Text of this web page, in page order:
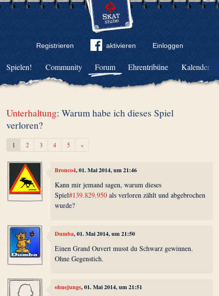
Registrieren aktivieren Einloggen
Community Forum Ehrentribüne Kalender
Spielen!
Unterhaltung: Warum habe ich dieses Spiel
verloren?
1 2 3 4 5 »Weiter
Bronco4, 01. Mai 2014, um 21:46
Kann mir jemand sagen, warum dieses
Spiel#139.829.950 als verloren zählt und abgebrochen
wurde?
Dumba, 01. Mai 2014, um 21:50
Einen Grand Ouvert musst du Schwarz gewinnen.
Ohne Gegenstich.
ohnejungs, 01. Mai 2014, um 21:51